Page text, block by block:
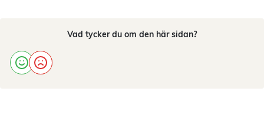
Vad tycker du om den här sidan?